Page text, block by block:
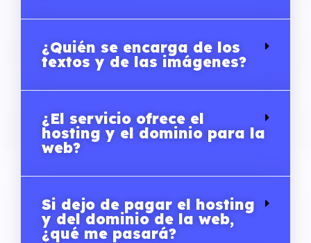
¿Quién se encarga de los
textos y de las imágenes?
¿El servicio ofrece el
hosting y el dominio para la
web?
Si dejo de pagar el hosting
y del dominio de la web,
¿qué me pasará?